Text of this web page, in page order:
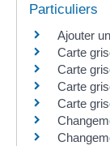
Particuliers
Ajouter
Carte
Carte
Carte
Carte